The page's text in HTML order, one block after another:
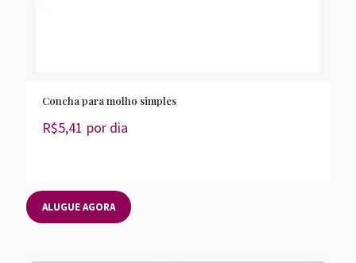
Concha para molho simples
R$5,41 por dia
ALUGUE AGORA